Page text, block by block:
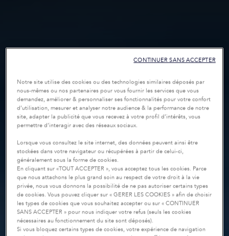
Notre site utilise des cookies ou des technologies similaires déposés par
nous-mêmes ou nos partenaires pour vous fournir les services que vous
demandez, améliorer & personnaliser ses fonctionnalités pour votre confort
d’utilisation, mesurer et analyser notre audience & la performance de notre
site, adapter la publicité que vous recevez à votre profil d’intérêts, vous
permettre d’interagir avec des réseaux sociaux.
Lorsque vous consultez le site internet, des données peuvent ainsi être
stockées dans votre navigateur ou récupérées à partir de celui-ci,
généralement sous la forme de cookies.
En cliquant sur «TOUT ACCEPTER », vous acceptez tous les cookies. Parce
que nous attachons le plus grand soin au respect de votre droit à la vie
privée, nous vous donnons la possibilité de ne pas autoriser certains types
de cookies. Vous pouvez cliquer sur « GERER LES COOKIES » afin de choisir
les types de cookies que vous souhaitez accepter ou sur « CONTINUER
SANS ACCEPTER » pour nous indiquer votre refus (seuls les cookies
nécessaires au fonctionnement du site sont déposés).
Si vous bloquez certains types de cookies, votre expérience de navigation
CONTINUER SANS ACCEPTER